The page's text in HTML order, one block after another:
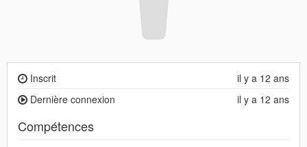
il y a 12 ans
Inscrit
il y a 12 ans
Dernière connexion
Compétences